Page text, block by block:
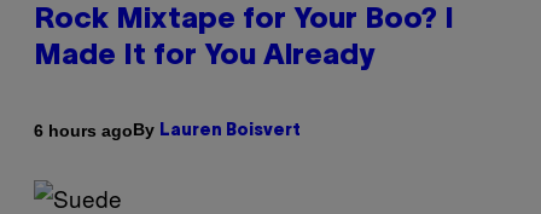
Rock Mixtape for Your Boo? I
Made It for You Already
6 hours agoBy Lauren Boisvert